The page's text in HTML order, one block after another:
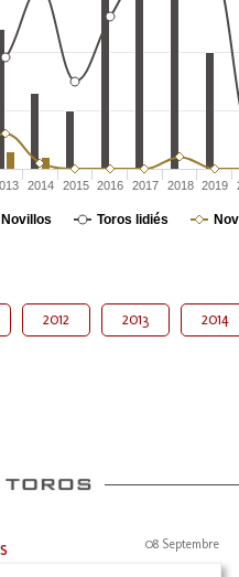
Toros lidiés
2014 2015 2016 2017 2018 2019
2012 2013 2014
08 Septembre